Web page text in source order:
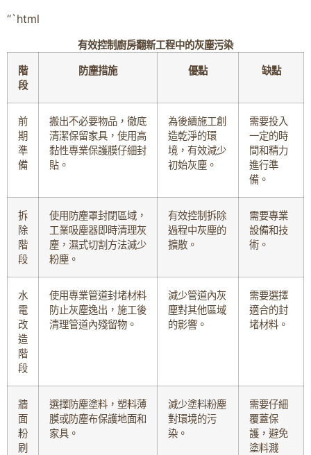
“`html
有效控制廚房翻新工程中的灰塵污染
階
段
防塵措施 優點 缺點
前
期
準
備
搬出不必要物品，徹底
清潔保留家具，使用高
黏性專業保護膜仔細封
貼。
為後續施工創
造乾淨的環
境，有效減少
初始灰塵。
需要投入
一定的時
間和精力
進行準
備。
拆
除
階
段
使用防塵罩封閉區域，
工業吸塵器即時清理灰
塵，濕式切割方法減少
粉塵。
有效控制拆除
過程中灰塵的
擴散。
需要專業
設備和技
術。
水
電
改
造
階
段
使用專業管道封堵材料
防止灰塵逸出，施工後
清理管道內殘留物。
減少管道內灰
塵對其他區域
的影響。
需要選擇
適合的封
堵材料。
牆
面
粉
刷
選擇防塵塗料，塑料薄
膜或防塵布保護地面和
家具。
減少塗料粉塵
對環境的污
染。
需要仔細
覆蓋保
護，避免
塗料濺